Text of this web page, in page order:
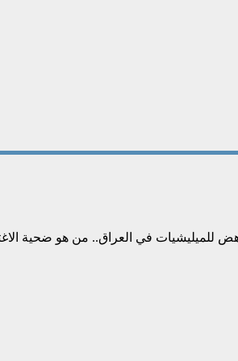
للميليشيات في العراق.. من هو ضحية